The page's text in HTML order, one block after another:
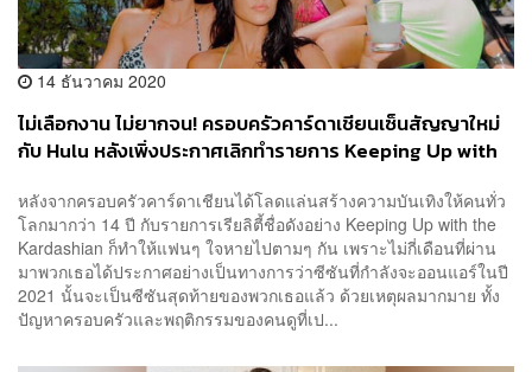
14 ธันวาคม 2020
ไม่เลือกงาน ไม่ยากจน! ครอบครัวคาร์ดาเชียนเซ็นสัญญาใหม่
กับ Hulu หลังเพิ่งประกาศเลิกทำรายการ Keeping Up with
หลังจากครอบครัวคาร์ดาเชียนได้โลดแล่นสร้างความบันเทิงให้คนทั่ว
โลกมากว่า 14 ปี กับรายการเรียลิตี้ชื่อดังอย่าง Keeping Up with the
Kardashian ก็ทำให้แฟนๆ ใจหายไปตามๆ กัน เพราะไม่กี่เดือนที่ผ่าน
มาพวกเธอได้ประกาศอย่างเป็นทางการว่าซีซันที่กำลังจะออนแอร์ในปี
2021 นั้นจะเป็นซีซันสุดท้ายของพวกเธอแล้ว ด้วยเหตุผลมากมาย ทั้ง
ปัญหาครอบครัวและพฤติกรรมของคนดูที่เป...